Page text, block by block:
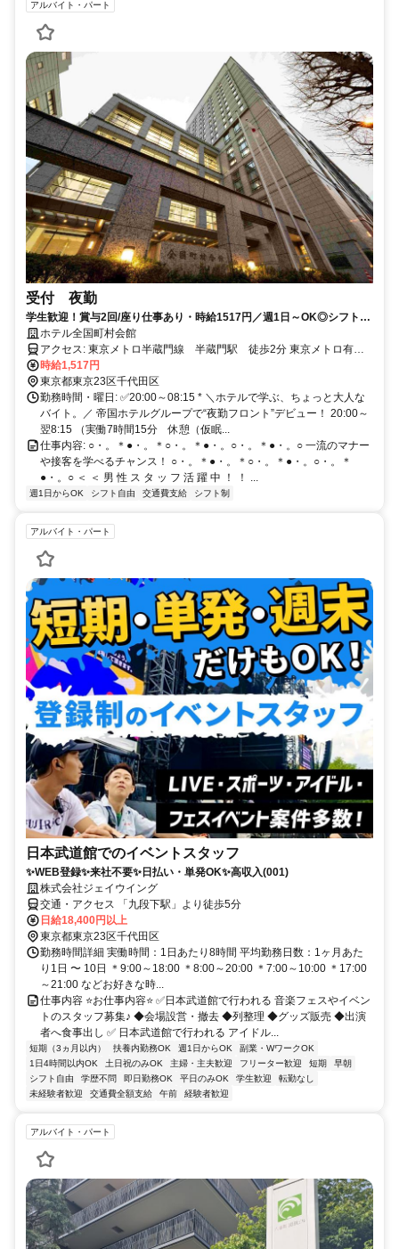
アルバイト・パート
受付 夜勤
学生歓迎！賞与2回/座り仕事あり・時給1517円／週1日～OK◎シフト融
通◎ホテル全国町村会館
アクセス: 東京メトロ半蔵門線 半蔵門駅 徒歩2分 東京メトロ有楽
町線 麹町駅 徒歩7分 東京メトロ丸ノ内線 赤坂見附駅 徒歩9分
時給1,517円
東京都東京23区千代田区
勤務時間・曜日: ✅20:00～08:15 * ＼ホテルで学ぶ、ちょっと大人な
バイト。／ 帝国ホテルグループで“夜勤フロント”デビュー！ 20:00～
翌8:15 （実働7時間15分 休憩（仮眠...
仕事内容: ○・。＊●・。＊○・。＊●・。○・。＊●・。○ 一流のマナー
や接客を学べるチャンス！ ○・。＊●・。＊○・。＊●・。○・。＊
●・。○ ＜ ＜ 男 性 ス タ ッ フ 活 躍 中 ！ ！ ...
週1日からOK シフト自由 交通費支給 シフト制
アルバイト・パート
日本武道館でのイベントスタッフ
✨WEB登録✨来社不要✨日払い・単発OK✨高収入(001)
株式会社ジェイウイング
交通・アクセス 「九段下駅」より徒歩5分
日給18,400円以上
東京都東京23区千代田区
勤務時間詳細 実働時間：1日あたり8時間 平均勤務日数：1ヶ月あた
り1日 〜 10日 ＊9:00～18:00 ＊8:00～20:00 ＊7:00～10:00 ＊17:00
～21:00 などお好きな時...
仕事内容 ⭐お仕事内容⭐ ✅日本武道館で行われる 音楽フェスやイベン
トのスタッフ募集♪ ◆会場設営・撤去 ◆列整理 ◆グッズ販売 ◆出演
者へ食事出し ✅ 日本武道館で行われる アイドル...
短期（3ヵ月以内） 扶養内勤務OK 週1日からOK
副業・WワークOK
1日4時間以内OK
土日祝のみOK 主婦・主夫歓迎 フリーター歓迎 短期
早朝
シフト自由
学歴不問 即日勤務OK 平日のみOK 学生歓迎
転勤なし
未経験者歓迎
交通費全額支給 午前 経験者歓迎
アルバイト・パート